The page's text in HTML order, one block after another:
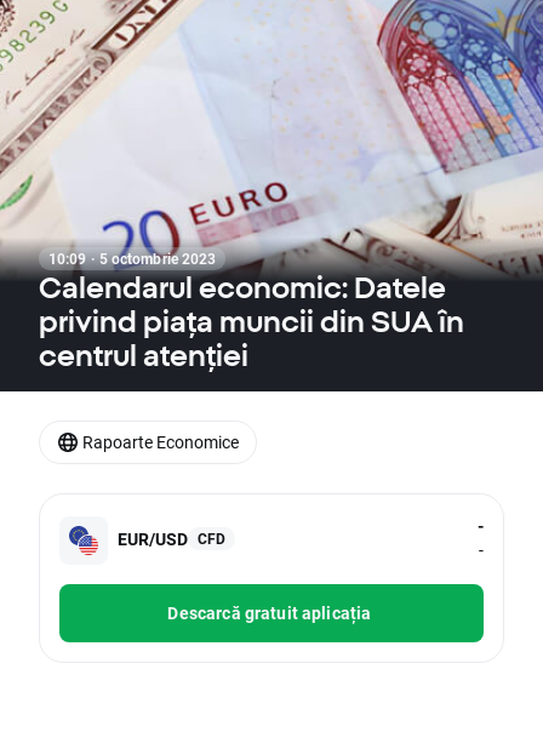
10:09 · 5 octombrie 2023
Calendarul economic: Datele
privind piața muncii din SUA în
centrul atenției
EUR/USD CFD
-
-
Descarcă gratuit aplicația
Rapoarte Economice